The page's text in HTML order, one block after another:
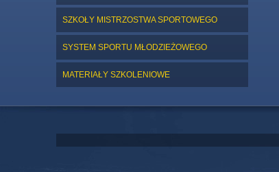
SZKOŁY MISTRZOSTWA SPORTOWEGO
SYSTEM SPORTU MŁODZIEŻOWEGO
MATERIAŁY SZKOLENIOWE